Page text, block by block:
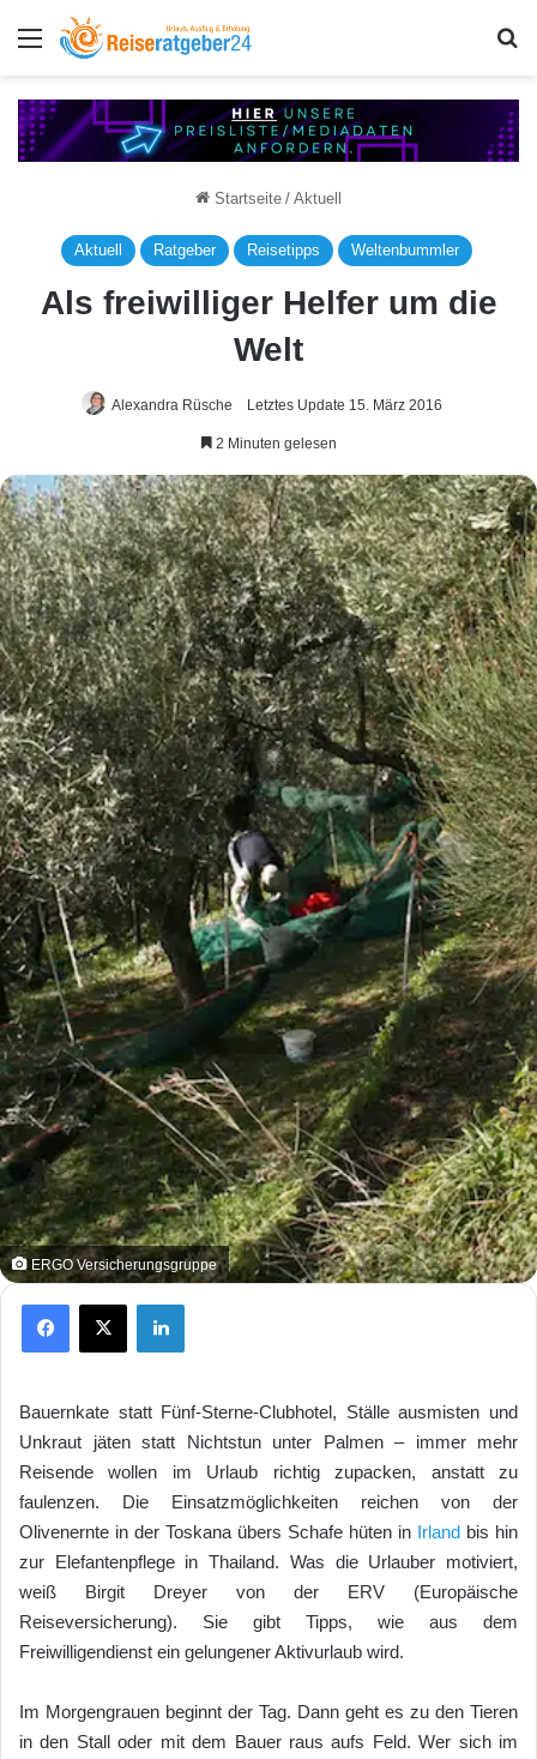
Menü
Startseite / Aktuell
Aktuell Ratgeber Reisetipps Weltenbummler
Als freiwilliger Helfer um die
Welt
Alexandra Rüsche Letztes Update 15. März 2016
2 Minuten gelesen
ERGO Versicherungsgruppe
X
Bauernkate statt Fünf-Sterne-Clubhotel, Ställe ausmisten und
Unkraut jäten statt Nichtstun unter Palmen – immer mehr
Reisende wollen im Urlaub richtig zupacken, anstatt zu
faulenzen. Die Einsatzmöglichkeiten reichen von der
Olivenernte in der Toskana übers Schafe hüten in Irland bis hin
zur Elefantenpflege in Thailand. Was die Urlauber motiviert,
weiß Birgit Dreyer von der ERV (Europäische
Reiseversicherung). Sie gibt Tipps, wie aus dem
Freiwilligendienst ein gelungener Aktivurlaub wird.
Im Morgengrauen beginnt der Tag. Dann geht es zu den Tieren
in den Stall oder mit dem Bauer raus aufs Feld. Wer sich im